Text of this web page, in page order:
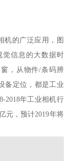
机的广泛应用，图
信息的大数据时
，从物件/条码辨
备定位，都是工业
2018年工业相机行
元，预计2019年将